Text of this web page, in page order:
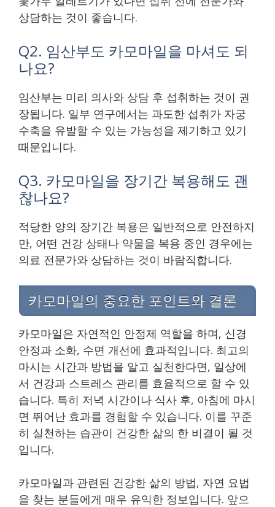
상담하는 것이 좋습니다.
Q2. 임산부도 카모마일을 마셔도 되
나요?
임산부는 미리 의사와 상담 후 섭취하는 것이 권
장됩니다. 일부 연구에서는 과도한 섭취가 자궁
수축을 유발할 수 있는 가능성을 제기하고 있기
때문입니다.
Q3. 카모마일을 장기간 복용해도 괜
찮나요?
적당한 양의 장기간 복용은 일반적으로 안전하지
만, 어떤 건강 상태나 약물을 복용 중인 경우에는
의료 전문가와 상담하는 것이 바람직합니다.
카모마일의 중요한 포인트와 결론
카모마일은 자연적인 안정제 역할을 하며, 신경
안정과 소화, 수면 개선에 효과적입니다. 최고의
마시는 시간과 방법을 알고 실천한다면, 일상에
서 건강과 스트레스 관리를 효율적으로 할 수 있
습니다. 특히 저녁 시간이나 식사 후, 아침에 마시
면 뛰어난 효과를 경험할 수 있습니다. 이를 꾸준
히 실천하는 습관이 건강한 삶의 한 비결이 될 것
입니다.
카모마일과 관련된 건강한 삶의 방법, 자연 요법
을 찾는 분들에게 매우 유익한 정보입니다. 앞으